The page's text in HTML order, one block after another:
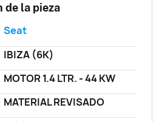
de la pieza
Seat
IBIZA (6K)
MOTOR 1.4 LTR. - 44 KW
MATERIAL REVISADO